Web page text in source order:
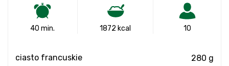
40 min. 1872 kcal 10
ciasto francuskie 280 g